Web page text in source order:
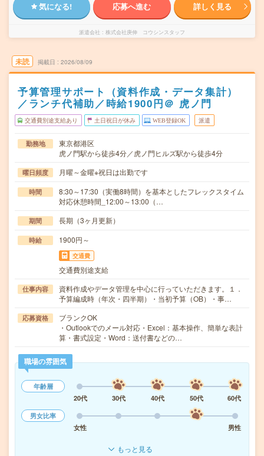
気になる! 応募へ進む 詳しく見る
派遣会社 株式会社庚伸 コウシンスタッフ
未読 掲載日 2026/08/09
予算管理サポート（資料作成・データ集計）
／ランチ代補助／時給1900円＠ 虎ノ門
交通費別途支給あり 土日祝日が休み WEB登録OK 派遣
勤務地
東京都港区
虎ノ門駅から徒歩4分／虎ノ門ヒルズ駅から徒歩4分
曜日頻度 月曜～金曜※祝日は出勤です
時間
8:30～17:30（実働8時間）を基本としたフレックスタイム
対応休憩時間_12:00～13:00（…
期間 長期（3ヶ月更新）
時給 1900円～
交通費
交通費別途支給
仕事内容
資料作成やデータ管理を中心に行っていただきます。１．
予算編成時（年次・四半期）・当初予算（OB）・事…
応募資格
ブランクOK
・Outlookでのメール対応・Excel：基本操作、簡単な表計
算・書式設定・Word：送付書などの…
職場の雰囲気
年齢層
20代
30代 40代 50代
60代
男女比率
女性
男性
もっと見る